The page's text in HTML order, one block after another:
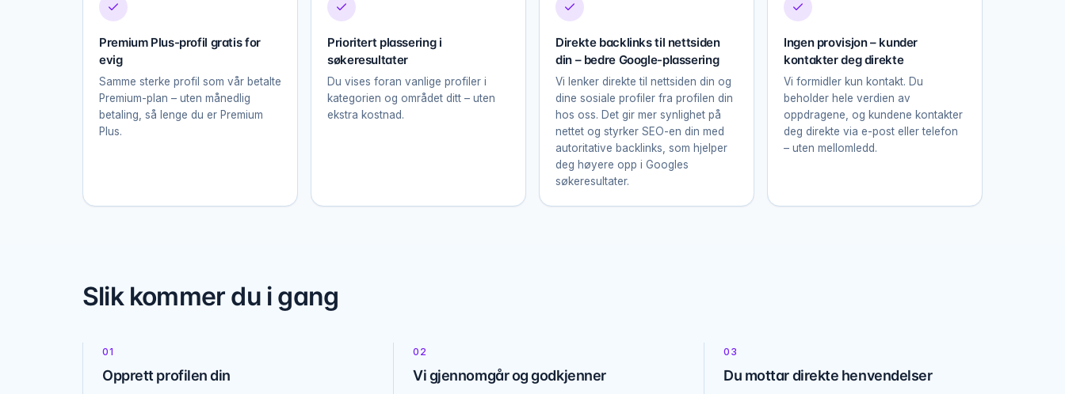
Premium Plus-profil gratis for
evig
Samme sterke profil som vår betalte
Premium-plan – uten månedlig
betaling, så lenge du er Premium
Plus.
Prioritert plassering i
søkeresultater
Du vises foran vanlige profiler i
kategorien og området ditt – uten
ekstra kostnad.
Direkte backlinks til nettsiden
din – bedre Google-plassering
Vi lenker direkte til nettsiden din og
dine sosiale profiler fra profilen din
hos oss. Det gir mer synlighet på
nettet og styrker SEO-en din med
autoritative backlinks, som hjelper
deg høyere opp i Googles
søkeresultater.
Ingen provisjon – kunder
kontakter deg direkte
Vi formidler kun kontakt. Du
beholder hele verdien av
oppdragene, og kundene kontakter
deg direkte via e-post eller telefon
– uten mellomledd.
Slik kommer du i gang
01
Opprett profilen din
02
Vi gjennomgår og godkjenner
03
Du mottar direkte henvendelser